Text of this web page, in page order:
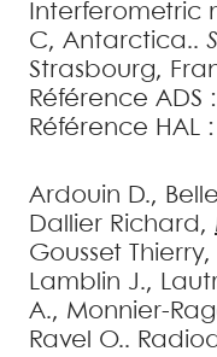
Interferometric
C, Antarctica..
Strasbourg,
Référence ADS :
Référence HAL :
Ardouin D.,
Dallier Richard ,
Gousset
Thierry,
Lamblin J.,
A., Monnier-
Ravel
O..